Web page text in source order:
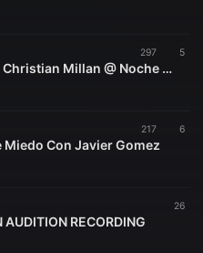
297 5
Dj Helmet, Dj Suze & Christian Millan @ Noche de Reyes Déndera (Coslada) [05-01-2017] 💽 [CD Ripeado por DJ Txapu] 👉[www.youtube.com/@vioquemusic]👈
217 6
Miedo Con Javier Gomez
26
RECORDING